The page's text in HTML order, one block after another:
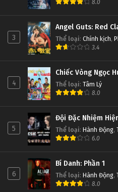
8.0
3
Angel Guts: Red
Thể loại: Chính kịch,
3.4
4
Chiếc Vòng Ngọc
Thể loại: Tâm Lý
8.0
5
Đội Đặc Nhiệm
Thể loại: Hành Động,
6.0
6
Bí Danh: Phần 1
Thể loại: Hành Động,
8.0